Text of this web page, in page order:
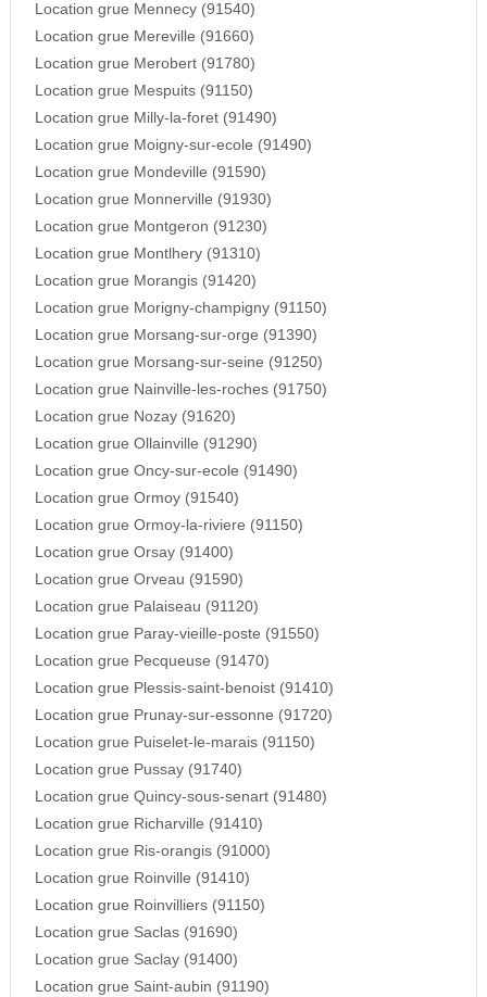
Location grue Mennecy (91540)
Location grue Mereville (91660)
Location grue Merobert (91780)
Location grue Mespuits (91150)
Location grue Milly-la-foret (91490)
Location grue Moigny-sur-ecole (91490)
Location grue Mondeville (91590)
Location grue Monnerville (91930)
Location grue Montgeron (91230)
Location grue Montlhery (91310)
Location grue Morangis (91420)
Location grue Morigny-champigny (91150)
Location grue Morsang-sur-orge (91390)
Location grue Morsang-sur-seine (91250)
Location grue Nainville-les-roches (91750)
Location grue Nozay (91620)
Location grue Ollainville (91290)
Location grue Oncy-sur-ecole (91490)
Location grue Ormoy (91540)
Location grue Ormoy-la-riviere (91150)
Location grue Orsay (91400)
Location grue Orveau (91590)
Location grue Palaiseau (91120)
Location grue Paray-vieille-poste (91550)
Location grue Pecqueuse (91470)
Location grue Plessis-saint-benoist (91410)
Location grue Prunay-sur-essonne (91720)
Location grue Puiselet-le-marais (91150)
Location grue Pussay (91740)
Location grue Quincy-sous-senart (91480)
Location grue Richarville (91410)
Location grue Ris-orangis (91000)
Location grue Roinville (91410)
Location grue Roinvilliers (91150)
Location grue Saclas (91690)
Location grue Saclay (91400)
Location grue Saint-aubin (91190)